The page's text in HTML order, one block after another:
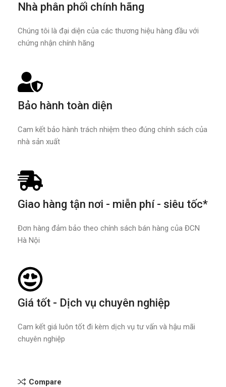
Nhà phân phối chính hãng
Chúng tôi là đại diện của các thương hiệu hàng đầu với
chứng nhận chính hãng
Bảo hành toàn diện
Cam kết bảo hành trách nhiệm theo đúng chính sách của
nhà sản xuất
Giao hàng tận nơi - miễn phí - siêu tốc*
Đơn hàng đảm bảo theo chính sách bán hàng của ĐCN
Hà Nội
Giá tốt - Dịch vụ chuyên nghiệp
Cam kết giá luôn tốt đi kèm dịch vụ tư vấn và hậu mãi
chuyên nghiệp
Compare